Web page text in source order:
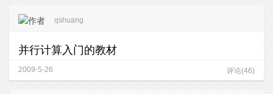
qshuang
并行计算入门的教材
2009-5-26 评论(46)